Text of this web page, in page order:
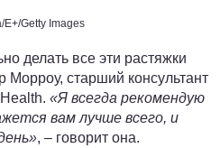
E+/Getty Images
делать все эти растяжки
Морроу, старший консультант
«Я всегда рекомендую
вам лучше всего, и
, – говорит она.